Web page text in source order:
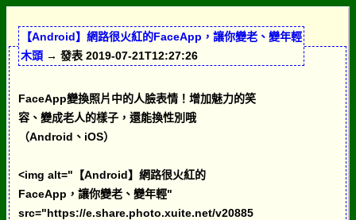
【Android】網路很火紅的FaceApp，讓你變老、變年輕
木頭→ 發表 2019-07-21T12:27:26
FaceApp變換照片中的人臉表情！增加魅力的笑
容、變成老人的樣子，還能換性別哦
（Android、iOS）
<img alt="【Android】網路很火紅的
FaceApp，讓你變老、變年輕"
src="https://e.share.photo.xuite.net/v20885